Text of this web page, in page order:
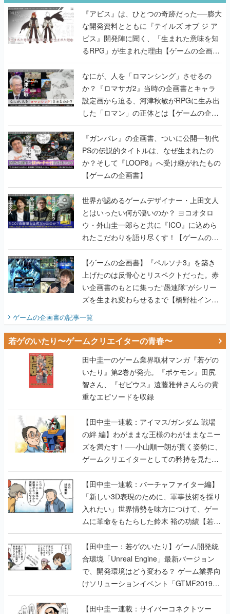
『アビス』は、ひとつの奇跡だった──膨大
な開発資料とともに『テイルズ オブ ジ ア
ビス』開発陣に聞く、「生まれた意味を知
るRPG」が生まれた理由【ゲームの企画
書】
なにが、人を「ロマンシング」させるの
か？『ロマサガ2』当時の企画書とキャラ
設定画から迫る、河津秋敏がRPGに生み出
した「ロマン」の正体とは【ゲームの企画
書】
『ガンパレ』の企画書、ついに公開━初代
PSの伝説的タイトルは、なぜ生まれたの
か？そして『LOOP8』へ受け継がれたもの
【ゲームの企画書】
世界が認めるゲームデザイナー・上田文人
とはいったい何が凄いのか？ ヨコオタロ
ウ・外山圭一郎らと共に『ICO』に込めら
れたこだわりを語り尽くす！【ゲームの企
画書】
【ゲームの企画書】『ペルソナ3』を築き
上げたのは反骨心とリスペクトだった。赤
い企画書のもとに集った“愚連隊”がシリー
ズを生まれ変わらせるまで【橋野桂インタ
ゲームの企画書の記事一覧
若ゲのいたり〜ゲームクリエイターの青春〜
田中圭一のゲーム業界取材マンガ『若ゲの
いたり』第2巻が発売。『ポケモン』田尻
智さん、『ゼビウス』遠藤雅伸さんらの貴
重なエピソードを収録
【田中圭一連載：アイマス/ガンダム 戦場
の絆 編】わがままな王様のわがままなニー
ズを満たす！──小山順一朗が貫く姿勢に、
ゲームクリエイターとしての矜持を見た
【若ゲのいたり最終回】
【田中圭一連載：バーチャファイター編】
「新しい3D表現のために、軍事技術を採り
入れたい」世界情勢を味方につけて、ゲー
ムに革命をもたらした鈴木 裕の功績【若ゲ
のいたり】
【田中圭一：若ゲのいたり】ゲーム開発統
合環境「Unreal Engine」最新バージョン
で、開発環境はどう変わる？ ゲーム業界向
けソリューションイベント「GTMF2019」
に行って、より理解を深めよう【PR】
【田中圭一連載：サイバーコネクトツー